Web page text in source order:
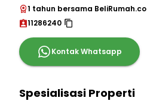
1 tahun bersama BeliRumah.co
11286240
Kontak Whatsapp
Spesialisasi Properti